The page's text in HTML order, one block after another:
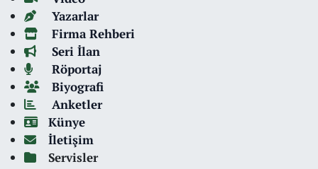
Yazarlar
Firma Rehberi
Seri İlan
Röportaj
Biyografi
Anketler
Künye
İletişim
Servisler